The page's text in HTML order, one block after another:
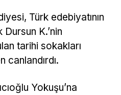
Türk edebiyatının
Dursun K.’nin
tarihi sokakları
canlandırdı.
Yokuşu’na